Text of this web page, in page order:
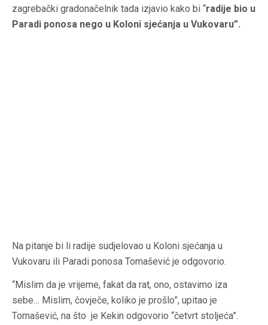
zagrebački gradonačelnik tada izjavio kako bi “radije bio u
Paradi ponosa nego u Koloni sjećanja u Vukovaru”.
Na pitanje bi li radije sudjelovao u Koloni sjećanja u
Vukovaru ili Paradi ponosa Tomašević je odgovorio.
“Mislim da je vrijeme, fakat da rat, ono, ostavimo iza
sebe… Mislim, čovječe, koliko je prošlo”, upitao je
Tomašević, na što je Kekin odgovorio “četvrt stoljeća”.